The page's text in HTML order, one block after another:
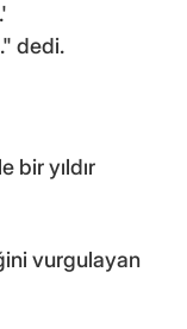
dedi.
bir yıldır
vurgulayan